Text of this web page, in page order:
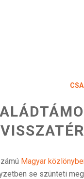
Magyar
se szünteti